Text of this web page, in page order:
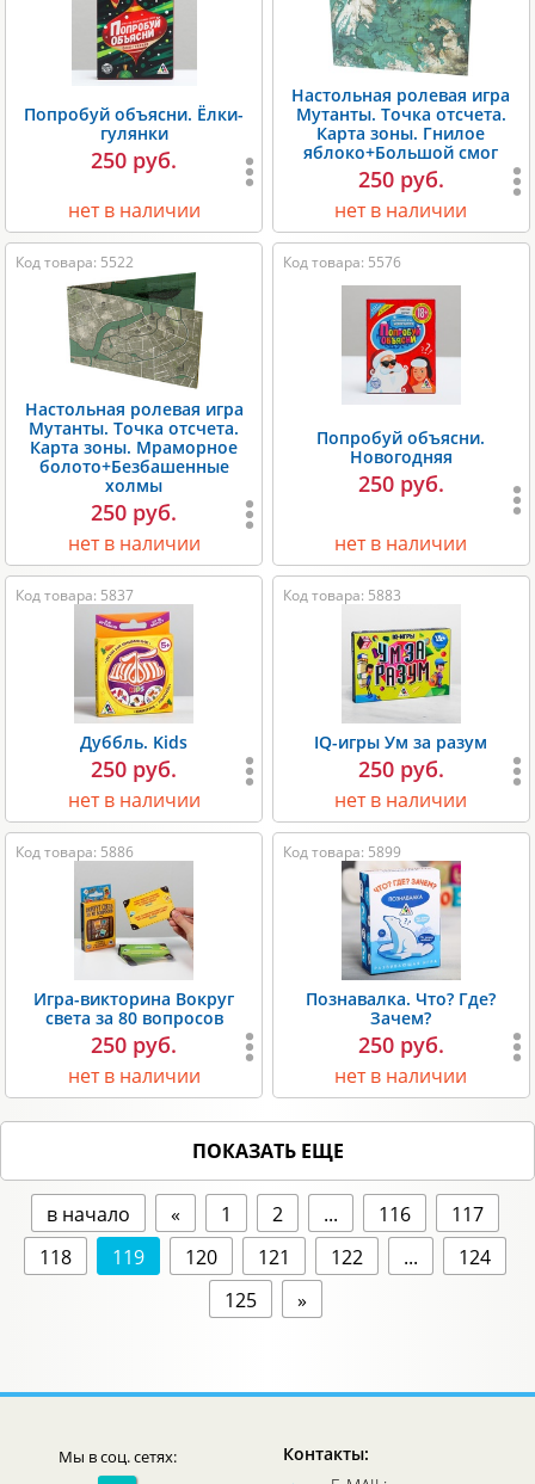
Попробуй объясни. Ёлки-
гулянки
250 руб.
нет в наличии
Настольная ролевая игра
Мутанты. Точка отсчета.
Карта зоны. Гнилое
яблоко+Большой смог
250 руб.
нет в наличии
Код товара: 5522
Настольная ролевая игра
Мутанты. Точка отсчета.
Карта зоны. Мраморное
болото+Безбашенные
холмы
250 руб.
нет в наличии
Код товара: 5576
Попробуй объясни.
Новогодняя
250 руб.
нет в наличии
Код товара: 5837
Дуббль. Kids
250 руб.
нет в наличии
Код товара: 5883
IQ-игры Ум за разум
250 руб.
нет в наличии
Код товара: 5886
Игра-викторина Вокруг
света за 80 вопросов
250 руб.
нет в наличии
Код товара: 5899
Познавалка. Что? Где?
Зачем?
250 руб.
нет в наличии
ПОКАЗАТЬ ЕЩЕ
в начало « 1 2 ... 116
117
118
119 120 121 122 ...
124
125
»
Мы в соц. сетях:
Контакты: